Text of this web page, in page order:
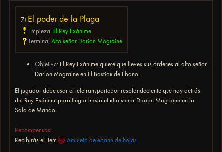
7) El poder de la Plaga
Empieza: El Rey Exánime
Termina: Alto señor Darion Mograine
Objetivo: El Rey Exánime quiere que lleves sus órdenes al alto señor
Darion Mograine en El Bastión de Ébano.
El jugador debe usar el teletransportador resplandeciente que hay detrás
del Rey Exánime para llegar hasta el alto señor Darion Mograine en la
Sala de Mando.
Recompensas:
Recibirás el ítem
Amuleto de ébano de hojas